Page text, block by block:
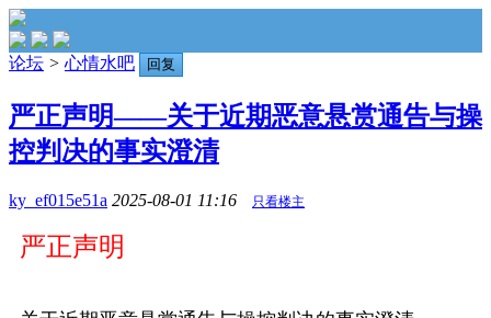
论坛 > 心情水吧 回复
严正声明——关于近期恶意悬赏通告与操
控判决的事实澄清
ky_ef015e51a 2025-08-01 11:16 只看楼主
严正声明